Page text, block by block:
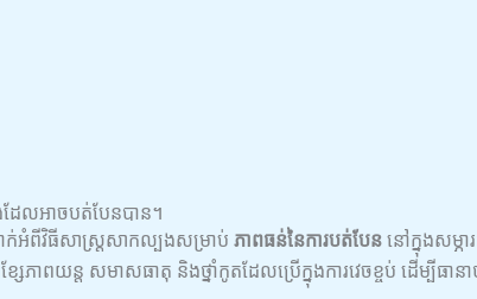
ែលអាចបត់បែនបាន។
ក់អំពីវិធីសាស្ត្រសាកល្បងសម្រាប់ ភាពធន់នៃការបត់បែន នៅក្នុងសម្ភ
ែភាពយន្ត សមាសធាតុ និងថ្នាំកូតដែលប្រើក្នុងការវេចខ្ចប់ ដើម្បីធ